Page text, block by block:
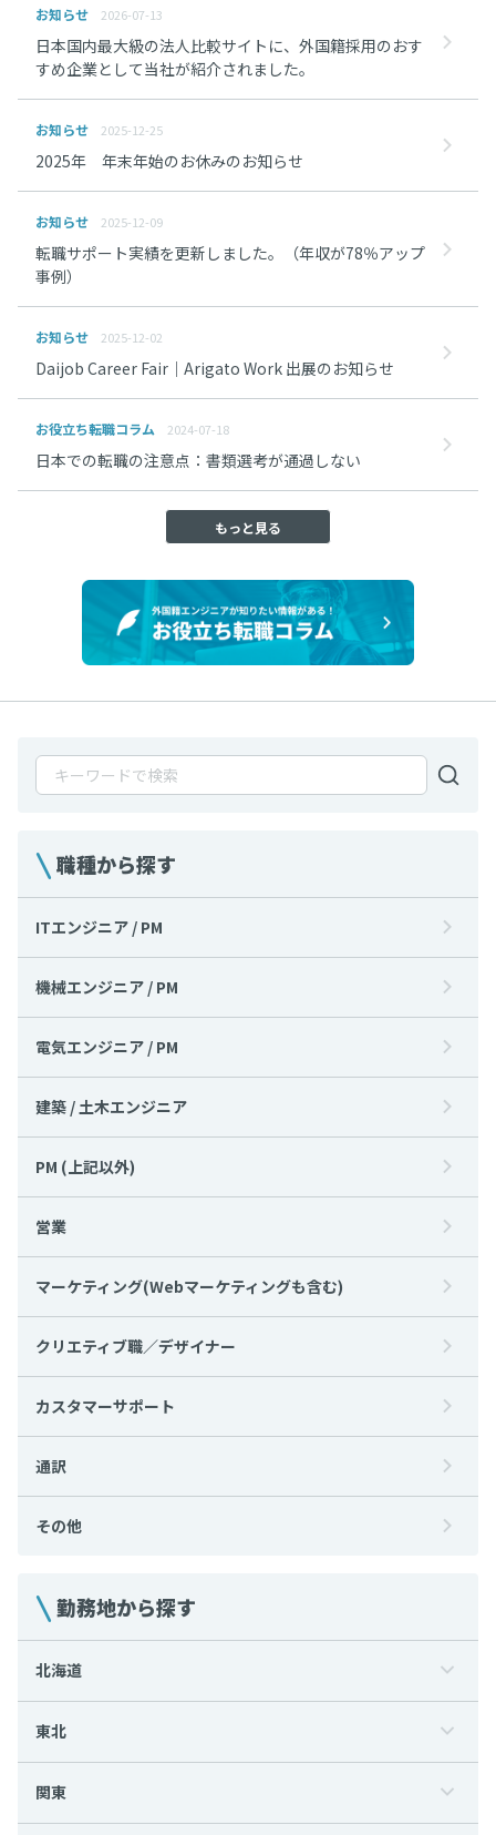
職種から探す
ITエンジニア / PM
機械エンジニア / PM
電気エンジニア / PM
建築 / 土木エンジニア
PM (上記以外)
営業
マーケティング(Webマーケティングも含む)
クリエティブ職／デザイナー
カスタマーサポート
通訳
その他
勤務地から探す
北海道
東北
関東
お知らせ 2026-07-13
日本国内最大級の法人比較サイトに、外国籍採用のおす
すめ企業として当社が紹介されました。
お知らせ 2025-12-25
2025年 年末年始のお休みのお知らせ
お知らせ 2025-12-09
転職サポート実績を更新しました。（年収が78％アップ
事例）
お知らせ 2025-12-02
Daijob Career Fair｜Arigato Work 出展のお知らせ
お役立ち転職コラム 2024-07-18
日本での転職の注意点：書類選考が通過しない
もっと見る